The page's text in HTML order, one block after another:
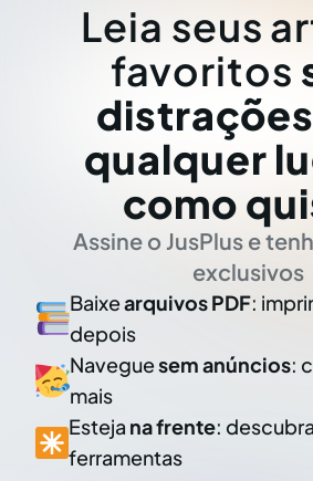
Leia seus
favoritos
distrações
qualquer
como
Assine o JusPlus e
exclusivos
Baixearquivos PDF:
depois
Naveguesem anúncios:
mais
Esteja na frente:
ferramentas